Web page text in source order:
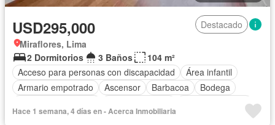
USD295,000
Destacado
Miraflores, Lima
2 Dormitorios
3 Baños
104 m²
Acceso para personas con discapacidad
Área infantil
Armario empotrado
Ascensor Barbacoa
Bodega
Cocina equipada
Cuarto de servicio
Cochera Gas natural
Hace 1 semana, 4 días en - Acerca Inmobiliaria